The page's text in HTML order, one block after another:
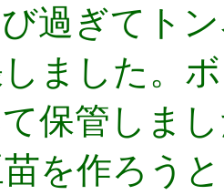
過ぎてト
ました。
保管しま
を作ろう